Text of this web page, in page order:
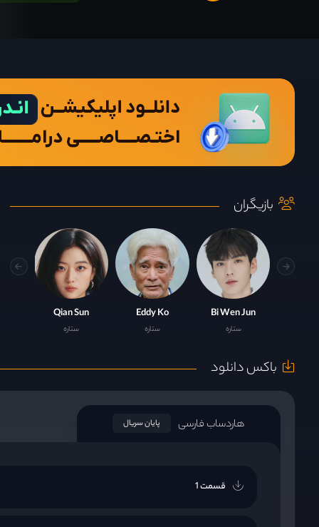
بازیگران
Bi Wen Jun
ستاره
Eddy Ko
ستاره
Qian Sun
ستاره
باکس دانلود
هاردساب فارسی پایان سریال
قسمت 1